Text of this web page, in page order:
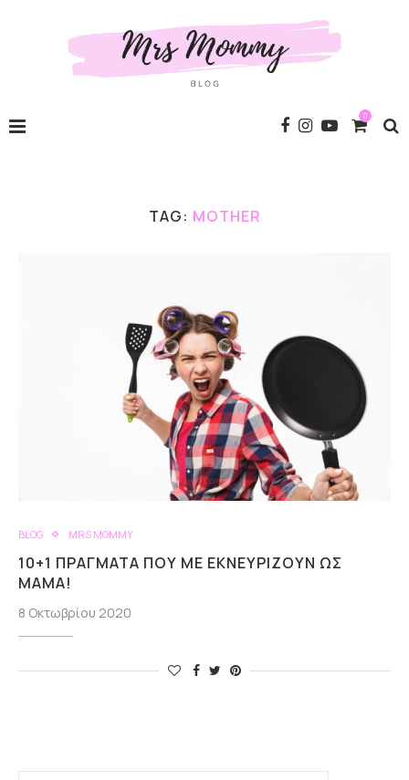
0
TAG: MOTHER
BLOG MRS MOMMY
10+1 ΠΡΆΓΜΑΤΑ ΠΟΥ ΜΕ ΕΚΝΕΥΡΊΖΟΥΝ ΩΣ
ΜΑΜΆ!
8 Οκτωβρίου 2020